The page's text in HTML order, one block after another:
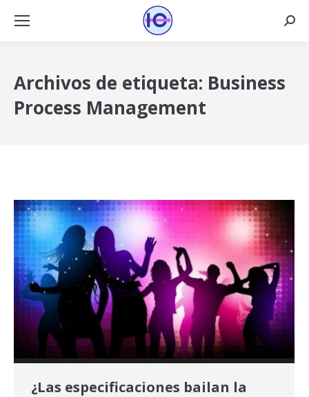
Archivos de etiqueta: Business
Process Management
¿Las especificaciones bailan la